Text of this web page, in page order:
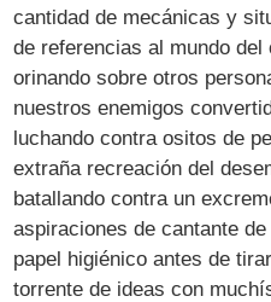
cantidad de mecánicas y
de referencias al mundo del
orinando sobre otros
nuestros enemigos
luchando contra ositos de
extraña recreación del
batallando contra un
aspiraciones de cantante
papel higiénico antes de
torrente de ideas con